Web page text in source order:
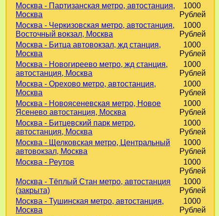
Москва - Партизанская метро, автостанция,
Москва
1000
Рублей
Москва - Черкизовская метро, автостанция,
Восточный вокзал, Москва
1000
Рублей
Москва - Битца автовокзал, жд станция,
Москва
1000
Рублей
Москва - Новогиреево метро, жд станция,
автостанция, Москва
1000
Рублей
Москва - Орехово метро, автостанция,
Москва
1000
Рублей
Москва - Новоясеневская метро, Новое
Ясенево автостанция, Москва
1000
Рублей
Москва - Битцевский парк метро,
автостанция, Москва
1000
Рублей
Москва - Щелковская метро, Центральный
автовокзал, Москва
1000
Рублей
Москва - Реутов
1000
Рублей
Москва - Тёплый Стан метро, автостанция
(закрыта)
1000
Рублей
Москва - Тушинская метро, автостанция,
Москва
1000
Рублей